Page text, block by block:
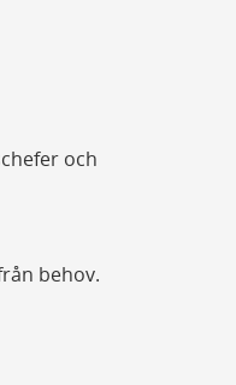
och
behov.